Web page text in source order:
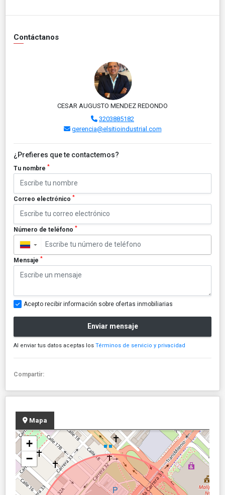
Contáctanos
CESAR AUGUSTO MENDEZ REDONDO
3203885182
gerencia@elsitioindustrial.com
¿Prefieres que te contactemos?
Tu nombre *
Correo electrónico *
Número de teléfono *
▼
Mensaje *
Acepto recibir información sobre ofertas inmobiliarias
Enviar mensaje
Al enviar tus datos aceptas los Términos de servicio y privacidad
Compartir:
Mapa
+
−